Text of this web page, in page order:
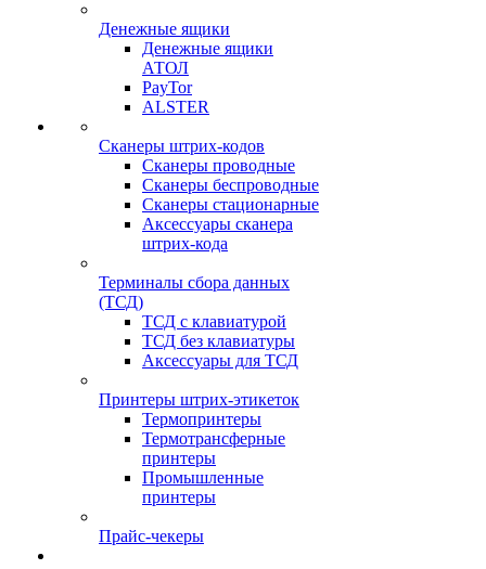
Денежные ящики
Денежные ящики
АТОЛ
PayTor
ALSTER
Сканеры штрих-кодов
Сканеры проводные
Сканеры беспроводные
Сканеры стационарные
Аксессуары сканера
штрих-кода
Терминалы сбора данных
(ТСД)
ТСД с клавиатурой
ТСД без клавиатуры
Аксессуары для ТСД
Принтеры штрих-этикеток
Термопринтеры
Термотрансферные
принтеры
Промышленные
принтеры
Прайс-чекеры